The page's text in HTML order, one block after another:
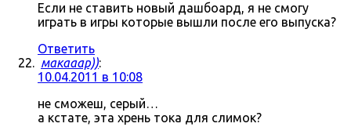
Если не ставить новый дашбоард, я не смогу
играть в игры которые вышли после его выпуска?
Ответить
макааар)):
10.04.2011 в 10:08
не сможеш, серый…
а кстате, эта хрень тока для слимок?